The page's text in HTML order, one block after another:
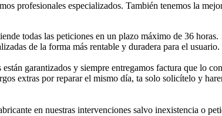
profesionales especializados. También tenemos la
todas las peticiones en un plazo máximo de 36 horas.
de la forma más rentable y duradera para el usuario.
garantizados y siempre entregamos factura que lo
extras por reparar el mismo día, ta solo solicítelo y
en nuestras intervenciones salvo inexistencia o